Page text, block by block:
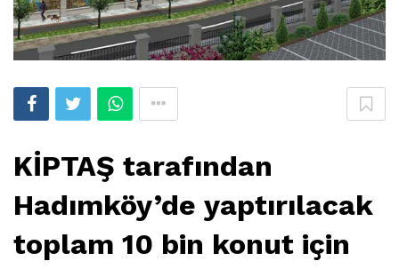
KİPTAŞ tarafından
Hadımköy’de yaptırılacak
toplam 10 bin konut için